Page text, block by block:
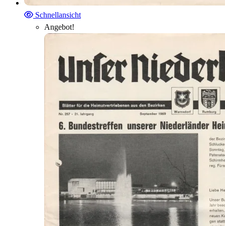
Schnellansicht
Angebot!